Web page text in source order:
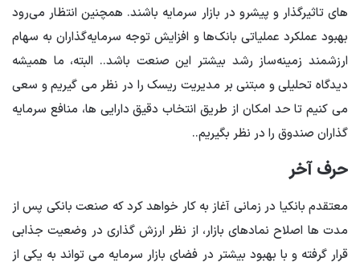
های تاثیرگذار و پیشرو در بازار سرمایه باشند. همچنین انتظار می‌رود
بهبود عملکرد عملیاتی بانک‌ها و افزایش توجه سرمایه‌گذاران به سهام
ارزشمند زمینه‌ساز رشد بیشتر این صنعت باشد.. البته، ما همیشه
دیدگاه تحلیلی و مبتنی بر مدیریت ریسک را در نظر می گیریم و سعی
می کنیم تا حد امکان از طریق انتخاب دقیق دارایی ها، منافع سرمایه
گذاران صندوق را در نظر بگیریم..
حرف آخر
معتقدم بانکیا در زمانی آغاز به کار خواهد کرد که صنعت بانکی پس از
مدت ها اصلاح نمادهای بازار، از نظر ارزش گذاری در وضعیت جذابی
قرار گرفته و با بهبود بیشتر در فضای بازار سرمایه می تواند به یکی از